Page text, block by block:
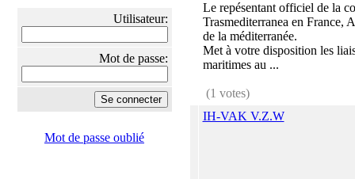
Utilisateur:
Mot de passe:
Mot de passe oublié
Le repésentant officiel de la
Trasmediterranea en France,
de la méditerranée.
Met à votre disposition les
maritimes au ...
(1 votes)
IH-VAK V.Z.W